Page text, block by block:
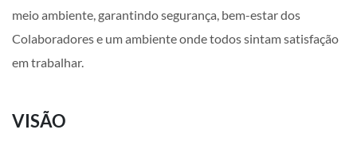
meio ambiente, garantindo segurança, bem-estar dos
Colaboradores e um ambiente onde todos sintam satisfação
em trabalhar.
VISÃO